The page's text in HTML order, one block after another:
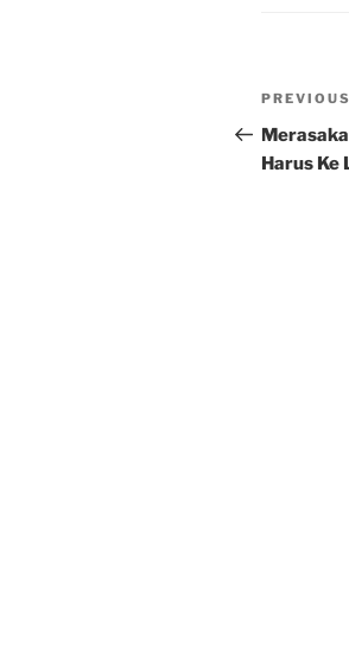
Post
Previous
Post
PREVIOUS
Harus Ke